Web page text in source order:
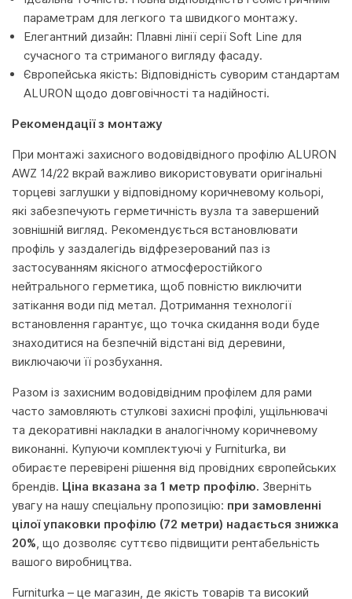
параметрам для легкого та швидкого монтажу.
Елегантний дизайн: Плавні лінії серії Soft Line для
сучасного та стриманого вигляду фасаду.
Європейська якість: Відповідність суворим стандартам
ALURON щодо довговічності та надійності.
Рекомендації з монтажу
При монтажі захисного водовідвідного профілю ALURON
AWZ 14/22 вкрай важливо використовувати оригінальні
торцеві заглушки у відповідному коричневому кольорі,
які забезпечують герметичність вузла та завершений
зовнішній вигляд. Рекомендується встановлювати
профіль у заздалегідь відфрезерований паз із
застосуванням якісного атмосферостійкого
нейтрального герметика, щоб повністю виключити
затікання води під метал. Дотримання технології
встановлення гарантує, що точка скидання води буде
знаходитися на безпечній відстані від деревини,
виключаючи її розбухання.
Разом із захисним водовідвідним профілем для рами
часто замовляють стулкові захисні профілі, ущільнювачі
та декоративні накладки в аналогічному коричневому
виконанні. Купуючи комплектуючі у Furniturka, ви
обираєте перевірені рішення від провідних європейських
брендів. Ціна вказана за 1 метр профілю. Зверніть
увагу на нашу спеціальну пропозицію: при замовленні
цілої упаковки профілю (72 метри) надається знижка
20%, що дозволяє суттєво підвищити рентабельність
вашого виробництва.
Furniturka – це магазин, де якість товарів та високий